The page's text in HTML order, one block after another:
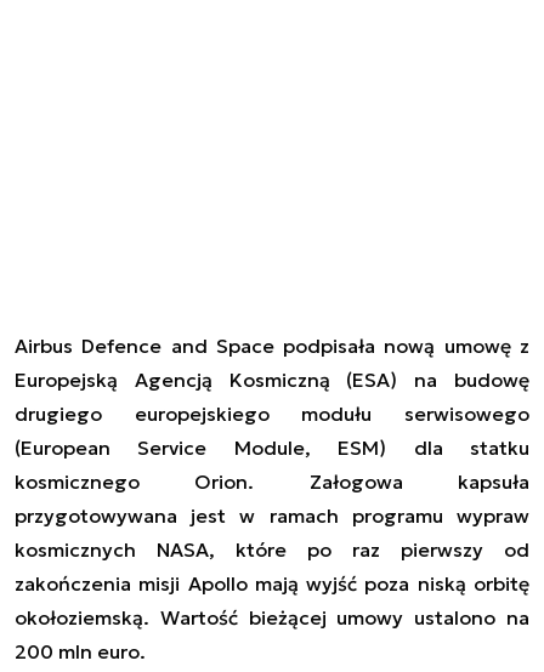
Airbus Defence and Space podpisała nową umowę z
Europejską Agencją Kosmiczną (ESA) na budowę
drugiego europejskiego modułu serwisowego
(European Service Module, ESM) dla statku
kosmicznego Orion. Załogowa kapsuła
przygotowywana jest w ramach programu wypraw
kosmicznych NASA, które po raz pierwszy od
zakończenia misji Apollo mają wyjść poza niską orbitę
okołoziemską. Wartość bieżącej umowy ustalono na
200 mln euro.